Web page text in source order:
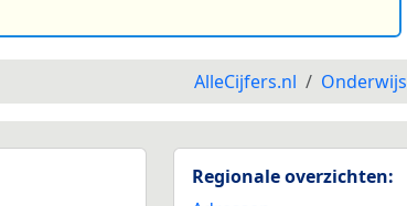
AlleCijfers.nl Onderwijs
Regionale overzichten: